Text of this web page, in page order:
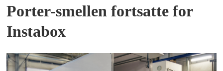
Porter-smellen fortsatte for
Instabox